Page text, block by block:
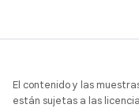
El contenido y las
están sujetas a las